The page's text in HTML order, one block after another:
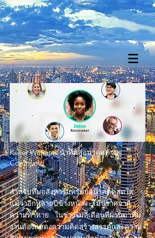
Keller Williams นำทีมสู่อนาคตด้วย
Command
สำหรับทีมอสังหาริมทรัพย์อนาคตดูสดใส
แม้ว่าอีกหลายปีข้างหน้าจะไม่ปราศจาก
ความท้าทาย ในช่วงไม่กี่เดือนที่ผ่านมาทีม
งานต้องแสดงความคิดสร้างสรรค์และความ